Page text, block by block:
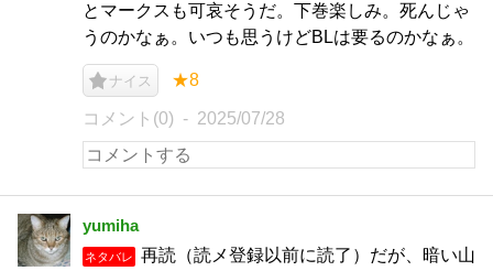
とマークスも可哀そうだ。下巻楽しみ。死んじゃ
うのかなぁ。いつも思うけどBLは要るのかなぁ。
ナイス ★8
コメント(0) 2025/07/28
yumiha
ネタバレ
再読（読メ登録以前に読了）だが、暗い山